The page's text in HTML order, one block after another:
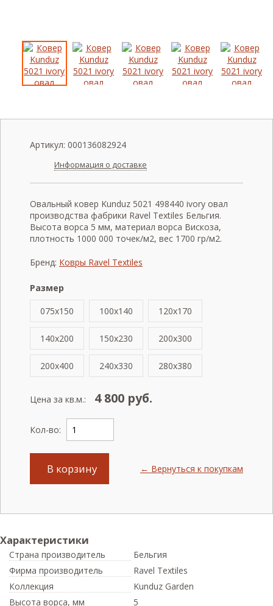
Артикул: 000136082924
Информация о доставке
Овальный ковер Kunduz 5021 498440 ivory овал
производства фабрики Ravel Textiles Бельгия.
Высота ворса 5 мм, материал ворса Вискоза,
плотность 1000 000 точек/м2, вес 1700 гр/м2.
Бренд: Ковры Ravel Textiles
Размер
075x150
100x140 120x170
140x200 150x230 200x300
200x400 240x330 280x380
Цена за кв.м.: 4 800 руб.
Кол-во:
В корзину ← Вернуться к покупкам
Характеристики
Страна производитель
Бельгия
Фирма производитель
Ravel Textiles
Коллекция
Kunduz Garden
Высота ворса, мм 5